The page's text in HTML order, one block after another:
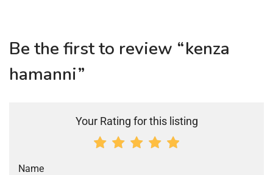
Be the first to review “kenza
hamanni”
Your Rating for this listing
Name